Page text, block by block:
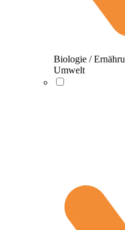
Biologie /
Umwelt